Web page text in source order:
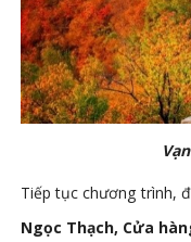
Tiếp tục chương trình,
Ngọc Thạch, Cửa